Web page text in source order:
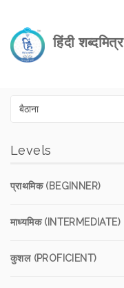
हिंदी शब्दमित्र
Levels
प्राथमिक (BEGINNER)
माध्यमिक (INTERMEDIATE)
कुशल (PROFICIENT)